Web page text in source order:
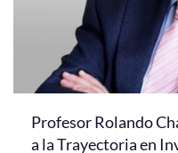
Profesor Rolando
a la Trayectoria en